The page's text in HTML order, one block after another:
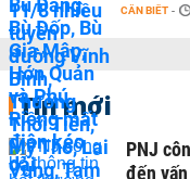
CẦN BIẾT -
Tin mới
PNJ
đến